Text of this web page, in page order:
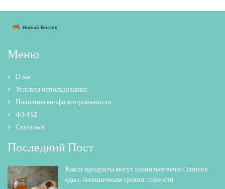
Меню
О нас
Условия использования
Политика конфиденциальности
ФЗ-152
Связаться
Последний Пост
Какие продукты могут храниться вечно: список
еды с бесконечным сроком годности